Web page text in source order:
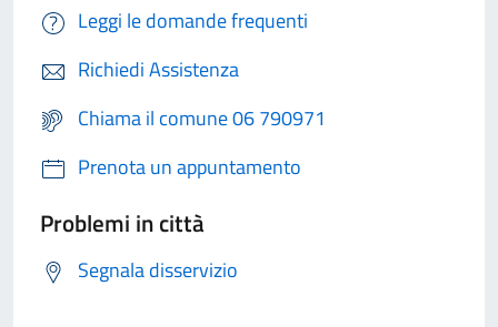
Leggi le domande frequenti
Richiedi Assistenza
Chiama il comune 06 790971
Prenota un appuntamento
Problemi in città
Segnala disservizio